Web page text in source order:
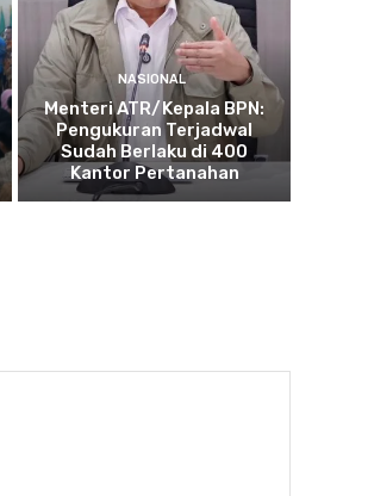
NASIONAL
Menteri ATR/Kepala BPN:
Pengukuran Terjadwal
Sudah Berlaku di 400
Kantor Pertanahan